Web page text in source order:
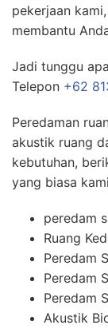
pekerjaan
membantu
Jadi tunggu
Telepon +62
Peredaman
akustik ruang
kebutuhan,
yang biasa
peredam
Ruang
Peredam
Peredam
Peredam
Akustik